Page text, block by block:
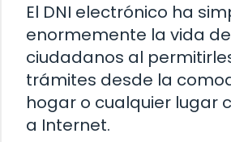
El DNI electrónico ha
enormemente la vida
ciudadanos al
trámites desde la
hogar o cualquier lugar
a Internet.